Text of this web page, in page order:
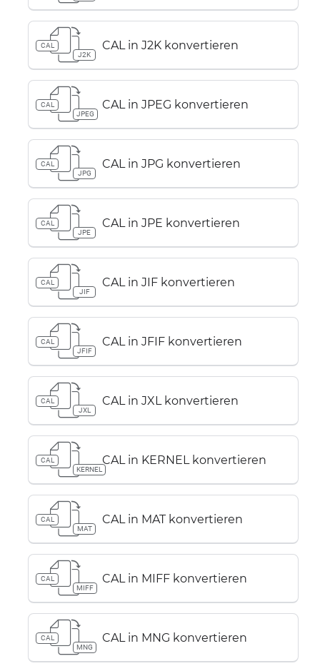
CAL
J2K
CAL in J2K konvertieren
CAL
JPEG
CAL in JPEG konvertieren
CAL
JPG
CAL in JPG konvertieren
CAL
JPE
CAL in JPE konvertieren
CAL
JIF
CAL in JIF konvertieren
CAL
JFIF
CAL in JFIF konvertieren
CAL
JXL
CAL in JXL konvertieren
CAL
KERNEL
CAL in KERNEL konvertieren
CAL
MAT
CAL in MAT konvertieren
CAL
MIFF
CAL in MIFF konvertieren
CAL
MNG
CAL in MNG konvertieren